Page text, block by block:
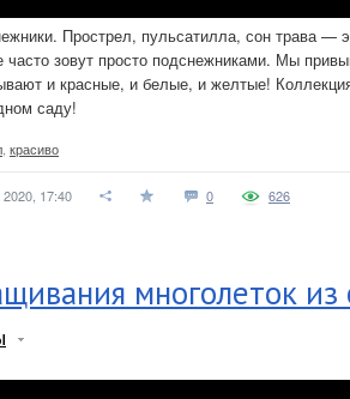
Прострел, пульсатилла, сон трава —
часто зовут просто подснежниками. Мы
и красные, и белые, и желтые!
саду!
красиво
17:40 0 626
многолеток из